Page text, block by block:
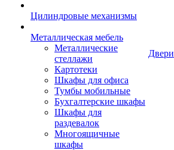
Цилиндровые механизмы
Металлическая мебель
Металлические
стеллажи
Картотеки
Шкафы для офиса
Тумбы мобильные
Бухгалтерские шкафы
Шкафы для
раздевалок
Многоящичные
шкафы
Двери